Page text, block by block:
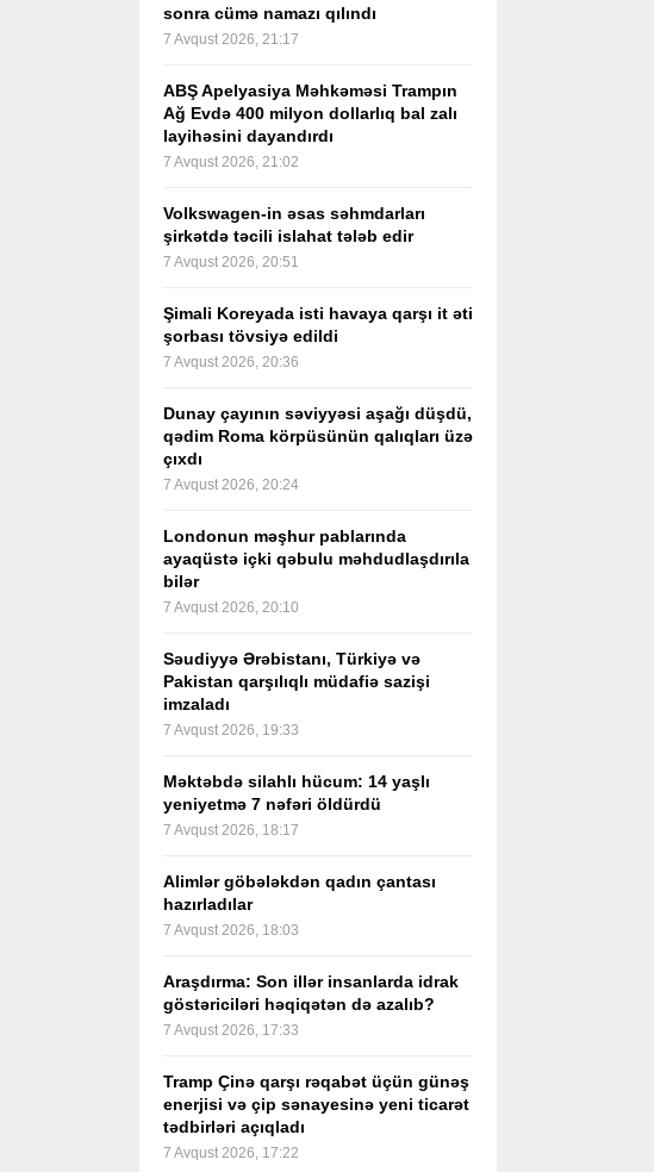
sonra cümə namazı qılındı
7 Avqust 2026, 21:17
ABŞ Apelyasiya Məhkəməsi Trampın
Ağ Evdə 400 milyon dollarlıq bal zalı
layihəsini dayandırdı
7 Avqust 2026, 21:02
Volkswagen-in əsas səhmdarları
şirkətdə təcili islahat tələb edir
7 Avqust 2026, 20:51
Şimali Koreyada isti havaya qarşı it əti
şorbası tövsiyə edildi
7 Avqust 2026, 20:36
Dunay çayının səviyyəsi aşağı düşdü,
qədim Roma körpüsünün qalıqları üzə
çıxdı
7 Avqust 2026, 20:24
Londonun məşhur pablarında
ayaqüstə içki qəbulu məhdudlaşdırıla
bilər
7 Avqust 2026, 20:10
Səudiyyə Ərəbistanı, Türkiyə və
Pakistan qarşılıqlı müdafiə sazişi
imzaladı
7 Avqust 2026, 19:33
Məktəbdə silahlı hücum: 14 yaşlı
yeniyetmə 7 nəfəri öldürdü
7 Avqust 2026, 18:17
Alimlər göbələkdən qadın çantası
hazırladılar
7 Avqust 2026, 18:03
Araşdırma: Son illər insanlarda idrak
göstəriciləri həqiqətən də azalıb?
7 Avqust 2026, 17:33
Tramp Çinə qarşı rəqabət üçün günəş
enerjisi və çip sənayesinə yeni ticarət
tədbirləri açıqladı
7 Avqust 2026, 17:22